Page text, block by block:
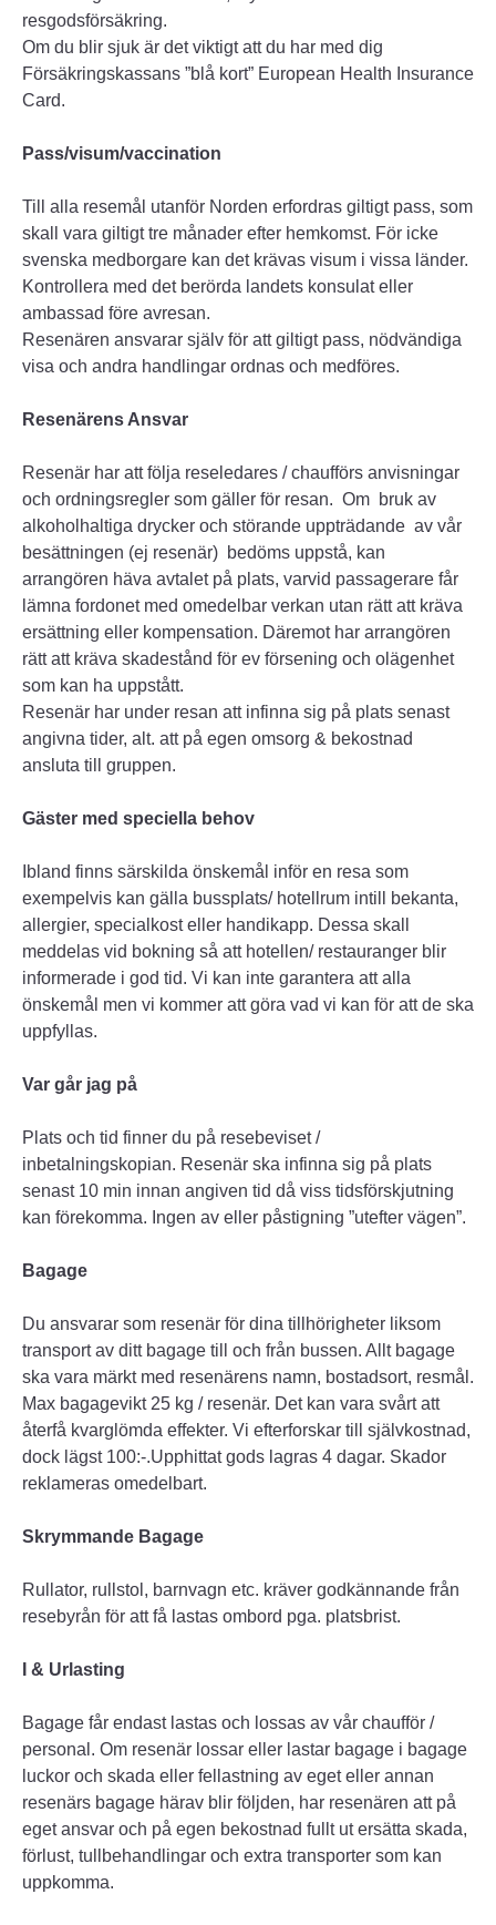
resgodsförsäkring.
Om du blir sjuk är det viktigt att du har med dig
Försäkringskassans ”blå kort” European Health Insurance
Card.
Pass/visum/vaccination
Till alla resemål utanför Norden erfordras giltigt pass, som
skall vara giltigt tre månader efter hemkomst. För icke
svenska medborgare kan det krävas visum i vissa länder.
Kontrollera med det berörda landets konsulat eller
ambassad före avresan.
Resenären ansvarar själv för att giltigt pass, nödvändiga
visa och andra handlingar ordnas och medföres.
Resenärens Ansvar
Resenär har att följa reseledares / chaufförs anvisningar
och ordningsregler som gäller för resan. Om bruk av
alkoholhaltiga drycker och störande uppträdande av vår
besättningen (ej resenär) bedöms uppstå, kan
arrangören häva avtalet på plats, varvid passagerare får
lämna fordonet med omedelbar verkan utan rätt att kräva
ersättning eller kompensation. Däremot har arrangören
rätt att kräva skadestånd för ev försening och olägenhet
som kan ha uppstått.
Resenär har under resan att infinna sig på plats senast
angivna tider, alt. att på egen omsorg & bekostnad
ansluta till gruppen.
Gäster med speciella behov
Ibland finns särskilda önskemål inför en resa som
exempelvis kan gälla bussplats/ hotellrum intill bekanta,
allergier, specialkost eller handikapp. Dessa skall
meddelas vid bokning så att hotellen/ restauranger blir
informerade i god tid. Vi kan inte garantera att alla
önskemål men vi kommer att göra vad vi kan för att de ska
uppfyllas.
Var går jag på
Plats och tid finner du på resebeviset /
inbetalningskopian. Resenär ska infinna sig på plats
senast 10 min innan angiven tid då viss tidsförskjutning
kan förekomma. Ingen av eller påstigning ”utefter vägen”.
Bagage
Du ansvarar som resenär för dina tillhörigheter liksom
transport av ditt bagage till och från bussen. Allt bagage
ska vara märkt med resenärens namn, bostadsort, resmål.
Max bagagevikt 25 kg / resenär. Det kan vara svårt att
återfå kvarglömda effekter. Vi efterforskar till självkostnad,
dock lägst 100:-.Upphittat gods lagras 4 dagar. Skador
reklameras omedelbart.
Skrymmande Bagage
Rullator, rullstol, barnvagn etc. kräver godkännande från
resebyrån för att få lastas ombord pga. platsbrist.
I & Urlasting
Bagage får endast lastas och lossas av vår chaufför /
personal. Om resenär lossar eller lastar bagage i bagage
luckor och skada eller fellastning av eget eller annan
resenärs bagage härav blir följden, har resenären att på
eget ansvar och på egen bekostnad fullt ut ersätta skada,
förlust, tullbehandlingar och extra transporter som kan
uppkomma.